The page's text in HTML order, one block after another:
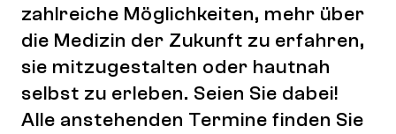
zahlreiche Möglichkeiten, mehr über
die Medizin der Zukunft zu erfahren,
sie mitzugestalten oder hautnah
selbst zu erleben. Seien Sie dabei!
Alle anstehenden Termine finden Sie